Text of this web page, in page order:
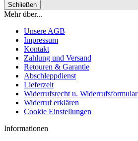
Schließen
Mehr über...
Unsere AGB
Impressum
Kontakt
Zahlung und Versand
Retouren & Garantie
Abschleppdienst
Lieferzeit
Widerrufsrecht u. Widerrufsformular
Widerruf erklären
Cookie Einstellungen
Informationen